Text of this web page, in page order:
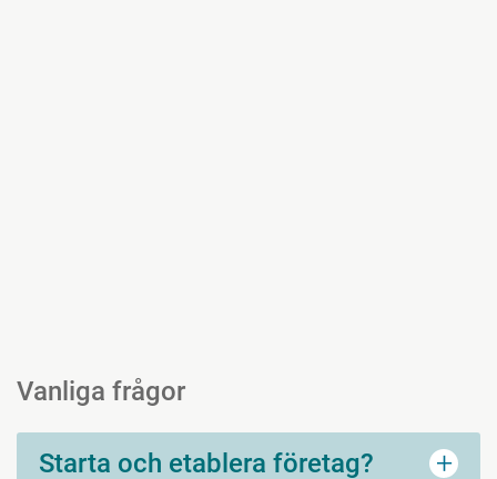
Vanliga frågor
Starta och etablera företag? +